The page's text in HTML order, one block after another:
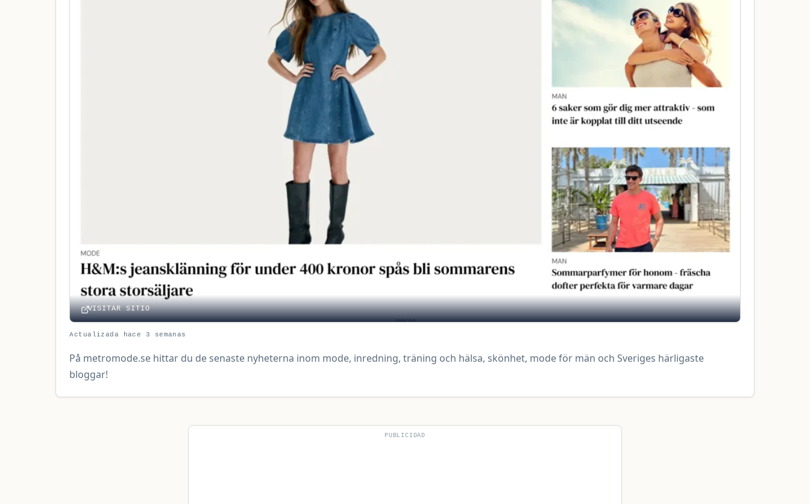
VISITAR SITIO
Actualizada hace 3 semanas
På metromode.se hittar du de senaste nyheterna inom mode, inredning, träning och hälsa, skönhet, mode för män och Sveriges härligaste
bloggar!
PUBLICIDAD